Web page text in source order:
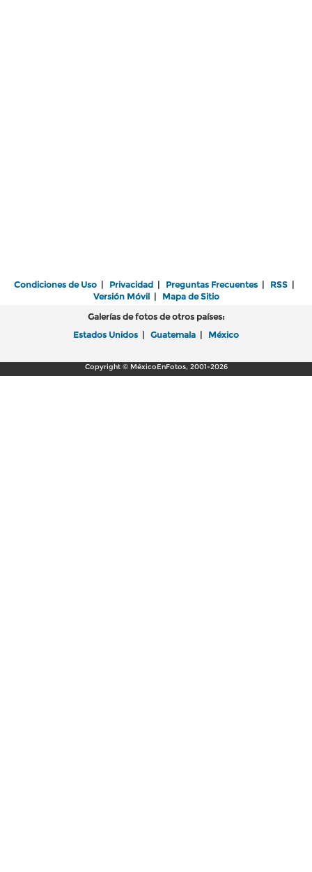
Condiciones de Uso | Privacidad | Preguntas Frecuentes | RSS |
Versión Móvil| Mapa de Sitio
Galerías de fotos de otros países:
Estados Unidos | Guatemala | México
Copyright © MéxicoEnFotos, 2001-2026